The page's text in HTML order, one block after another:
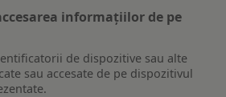
informațiilor de pe
de dispozitive sau alte
sau accesate de pe dispozitivul